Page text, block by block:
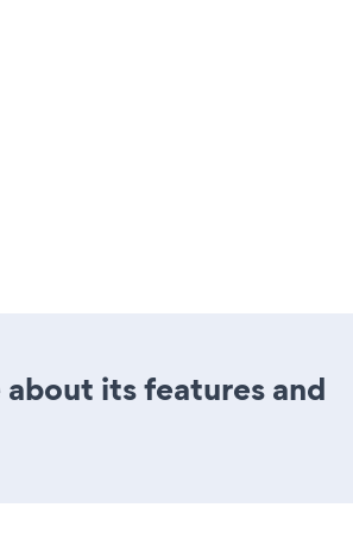
its features and